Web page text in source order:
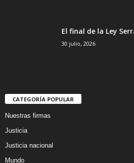
El final de la Ley
30 julio, 2026
CATEGORÍA POPULAR
Nuestras firmas
Justicia
Justicia nacional
Mundo